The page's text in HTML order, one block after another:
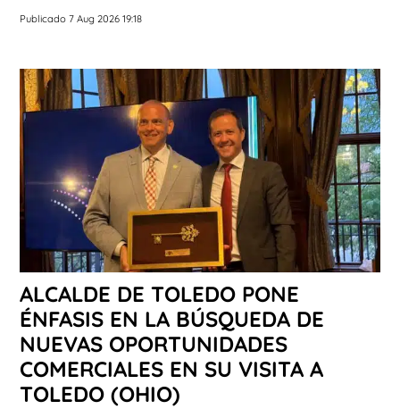
Publicado 7 Aug 2026 19:18
ALCALDE DE TOLEDO PONE
ÉNFASIS EN LA BÚSQUEDA DE
NUEVAS OPORTUNIDADES
COMERCIALES EN SU VISITA A
TOLEDO (OHIO)